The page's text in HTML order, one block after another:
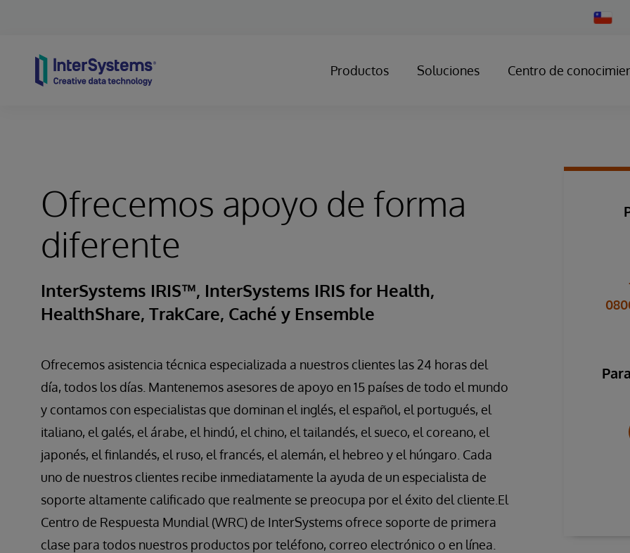
Change
Country
Productos Soluciones Centro de
Ofrecemos apoyo de forma
diferente
InterSystems IRIS™, InterSystems IRIS for Health,
HealthShare, TrakCare, Caché y Ensemble
Ofrecemos asistencia técnica especializada a nuestros clientes las 24 horas del
día, todos los días. Mantenemos asesores de apoyo en 15 países de todo el mundo
y contamos con especialistas que dominan el inglés, el español, el portugués, el
italiano, el galés, el árabe, el hindú, el chino, el tailandés, el sueco, el coreano, el
japonés, el finlandés, el ruso, el francés, el alemán, el hebreo y el húngaro. Cada
uno de nuestros clientes recibe inmediatamente la ayuda de un especialista de
soporte altamente calificado que realmente se preocupa por el éxito del cliente.El
Centro de Respuesta Mundial (WRC) de InterSystems ofrece soporte de primera
clase para todos nuestros productos por teléfono, correo electrónico o en línea.